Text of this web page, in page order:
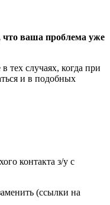
что ваша проблема уже
тех случаях, когда при
и в подобных
контакта з/у с
(ссылки на